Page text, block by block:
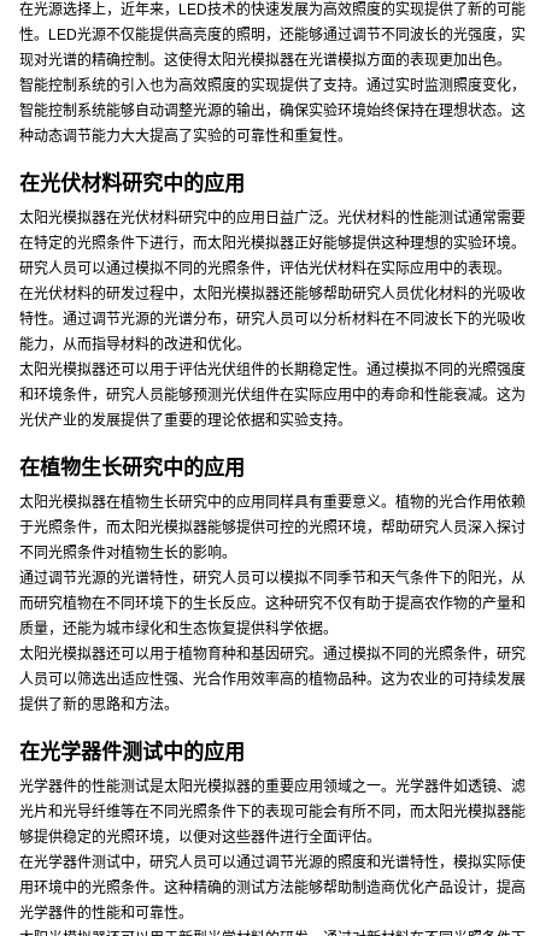
在光源选择上，近年来，LED技术的快速发展为高效照度的实现提供了新的可能
性。LED光源不仅能提供高亮度的照明，还能够通过调节不同波长的光强度，实
现对光谱的精确控制。这使得太阳光模拟器在光谱模拟方面的表现更加出色。
智能控制系统的引入也为高效照度的实现提供了支持。通过实时监测照度变化，
智能控制系统能够自动调整光源的输出，确保实验环境始终保持在理想状态。这
种动态调节能力大大提高了实验的可靠性和重复性。
在光伏材料研究中的应用
太阳光模拟器在光伏材料研究中的应用日益广泛。光伏材料的性能测试通常需要
在特定的光照条件下进行，而太阳光模拟器正好能够提供这种理想的实验环境。
研究人员可以通过模拟不同的光照条件，评估光伏材料在实际应用中的表现。
在光伏材料的研发过程中，太阳光模拟器还能够帮助研究人员优化材料的光吸收
特性。通过调节光源的光谱分布，研究人员可以分析材料在不同波长下的光吸收
能力，从而指导材料的改进和优化。
太阳光模拟器还可以用于评估光伏组件的长期稳定性。通过模拟不同的光照强度
和环境条件，研究人员能够预测光伏组件在实际应用中的寿命和性能衰减。这为
光伏产业的发展提供了重要的理论依据和实验支持。
在植物生长研究中的应用
太阳光模拟器在植物生长研究中的应用同样具有重要意义。植物的光合作用依赖
于光照条件，而太阳光模拟器能够提供可控的光照环境，帮助研究人员深入探讨
不同光照条件对植物生长的影响。
通过调节光源的光谱特性，研究人员可以模拟不同季节和天气条件下的阳光，从
而研究植物在不同环境下的生长反应。这种研究不仅有助于提高农作物的产量和
质量，还能为城市绿化和生态恢复提供科学依据。
太阳光模拟器还可以用于植物育种和基因研究。通过模拟不同的光照条件，研究
人员可以筛选出适应性强、光合作用效率高的植物品种。这为农业的可持续发展
提供了新的思路和方法。
在光学器件测试中的应用
光学器件的性能测试是太阳光模拟器的重要应用领域之一。光学器件如透镜、滤
光片和光导纤维等在不同光照条件下的表现可能会有所不同，而太阳光模拟器能
够提供稳定的光照环境，以便对这些器件进行全面评估。
在光学器件测试中，研究人员可以通过调节光源的照度和光谱特性，模拟实际使
用环境中的光照条件。这种精确的测试方法能够帮助制造商优化产品设计，提高
光学器件的性能和可靠性。